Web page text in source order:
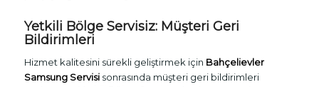
Yetkili Bölge Servisiz: Müşteri Geri
Bildirimleri
Hizmet kalitesini sürekli geliştirmek için Bahçelievler
Samsung Servisisonrasında müşteri geri bildirimleri